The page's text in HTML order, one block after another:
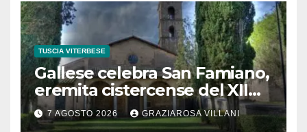
TUSCIA VITERBESE
Gallese celebra San Famiano,
eremita cistercense del XII
secolo
7 AGOSTO 2026 GRAZIAROSA VILLANI